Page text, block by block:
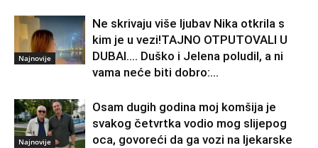
Najnovije
Ne skrivaju više ljubav Nika otkrila s
kim je u vezi!TAJNO OTPUTOVALI U
DUBAI…. Duško i Jelena poludil, a ni
vama neće biti dobro:...
Najnovije
Osam dugih godina moj komšija je
svakog četvrtka vodio mog slijepog
oca, govoreći da ga vozi na ljekarske